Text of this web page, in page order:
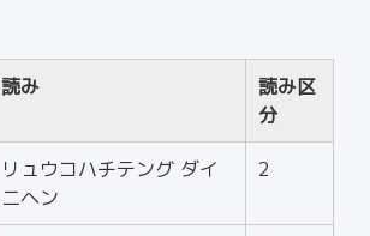
読み
読み区
分
リュウコハチテング ダイ
ニヘン
2